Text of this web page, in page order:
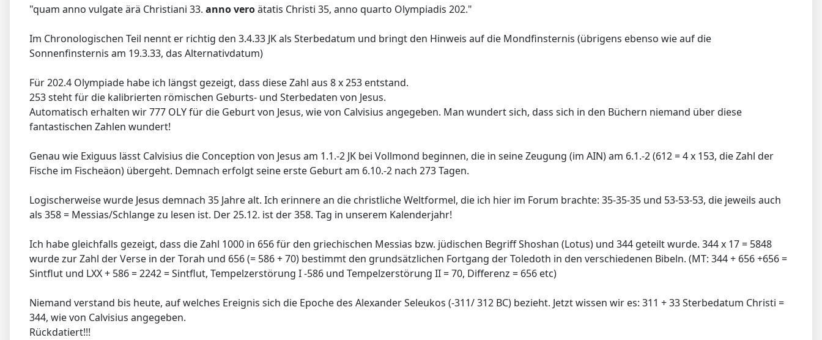
"quam anno vulgate ärä Christiani 33. anno veroätatis Christi 35, anno quarto Olympiadis 202."
Im Chronologischen Teil nennt er richtig den 3.4.33 JK als Sterbedatum und bringt den Hinweis auf die Mondfinsternis (übrigens ebenso wie auf die
Sonnenfinsternis am 19.3.33, das Alternativdatum)
Für 202.4 Olympiade habe ich längst gezeigt, dass diese Zahl aus 8 x 253 entstand.
253 steht für die kalibrierten römischen Geburts- und Sterbedaten von Jesus.
Automatisch erhalten wir 777 OLY für die Geburt von Jesus, wie von Calvisius angegeben. Man wundert sich, dass sich in den Büchern niemand über diese
fantastischen Zahlen wundert!
Genau wie Exiguus lässt Calvisius die Conception von Jesus am 1.1.-2 JK bei Vollmond beginnen, die in seine Zeugung (im AIN) am 6.1.-2 (612 = 4 x 153, die Zahl der
Fische im Fischeäon) übergeht. Demnach erfolgt seine erste Geburt am 6.10.-2 nach 273 Tagen.
Logischerweise wurde Jesus demnach 35 Jahre alt. Ich erinnere an die christliche Weltformel, die ich hier im Forum brachte: 35-35-35 und 53-53-53, die jeweils auch
als 358 = Messias/Schlange zu lesen ist. Der 25.12. ist der 358. Tag in unserem Kalenderjahr!
Ich habe gleichfalls gezeigt, dass die Zahl 1000 in 656 für den griechischen Messias bzw. jüdischen Begriff Shoshan (Lotus) und 344 geteilt wurde. 344 x 17 = 5848
wurde zur Zahl der Verse in der Torah und 656 (= 586 + 70) bestimmt den grundsätzlichen Fortgang der Toledoth in den verschiedenen Bibeln. (MT: 344 + 656 +656 =
Sintflut und LXX + 586 = 2242 = Sintflut, Tempelzerstörung I -586 und Tempelzerstörung II = 70, Differenz = 656 etc)
Niemand verstand bis heute, auf welches Ereignis sich die Epoche des Alexander Seleukos (-311/ 312 BC) bezieht. Jetzt wissen wir es: 311 + 33 Sterbedatum Christi =
344, wie von Calvisius angegeben.
Rückdatiert!!!